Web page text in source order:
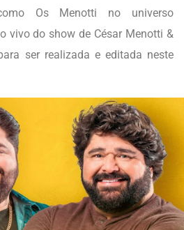
Os Menotti no universo
vivo do show de César Menotti &
ser realizada e editada neste